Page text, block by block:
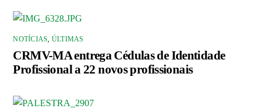
NOTÍCIAS, ÚLTIMAS
CRMV-MA entrega Cédulas de Identidade
Profissional a 22 novos profissionais